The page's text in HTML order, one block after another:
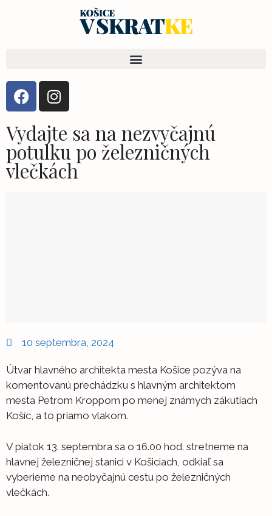
Vydajte sa na nezvyčajnú
potulku po železničných
vlečkách
10 septembra, 2024
Útvar hlavného architekta mesta Košice pozýva na
komentovanú prechádzku s hlavným architektom
mesta Petrom Kroppom po menej známych zákutiach
Košíc, a to priamo vlakom.
V piatok 13. septembra sa o 16.00 hod. stretneme na
hlavnej železničnej stanici v Košiciach, odkiaľ sa
vyberieme na neobyčajnú cestu po železničných
vlečkách.